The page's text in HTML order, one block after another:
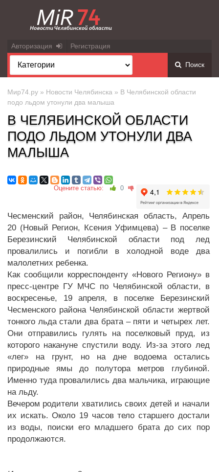
Авторизация Регистрация
Поиск
Мир74.ру » Новости Челябинска » В Челябинской области
подо льдом утонули два малыша
В ЧЕЛЯБИНСКОЙ ОБЛАСТИ
ПОДО ЛЬДОМ УТОНУЛИ ДВА
МАЛЫША
Оцените статью: 0
Чесменский район, Челябинская область, Апрель
20 (Новый Регион, Ксения Уфимцева) – В поселке
Березинский Челябинской области под лед
провалились и погибли в холодной воде два
малолетних ребенка.
Как сообщили корреспонденту «Нового Региону» в
пресс-центре ГУ МЧС по Челябинской области, в
воскресенье, 19 апреля, в поселке Березинский
Чесменского района Челябинской области жертвой
тонкого льда стали два брата – пяти и четырех лет.
Они отправились гулять на поселковый пруд, из
которого накануне спустили воду. Из-за этого лед
«лег» на грунт, но на дне водоема остались
природные ямы до полутора метров глубиной.
Именно туда провалились два мальчика, играющие
на льду.
Вечером родители хватились своих детей и начали
их искать. Около 19 часов тело старшего достали
из воды, поиски его младшего брата до сих пор
продолжаются.